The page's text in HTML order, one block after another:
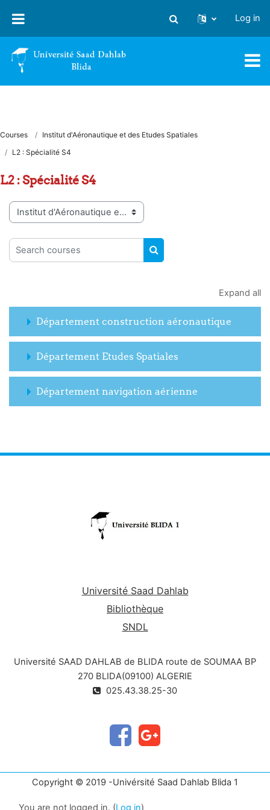
Toggle search input
Log in
Courses
Institut d'Aéronautique et des Etudes Spatiales
L2 : Spécialité S4
L2 : Spécialité S4
Course categories
Search courses
SEARCH COURSES
Expand all
Département construction aéronautique
Département Etudes Spatiales
Département navigation aérienne
Université Saad Dahlab
Bibliothèque
SNDL
Université SAAD DAHLAB de BLIDA route de SOUMAA BP
270 BLIDA(09100) ALGERIE
025.43.38.25-30
Copyright © 2019 -Univérsité Saad Dahlab Blida 1
You are not logged in. (Log in)